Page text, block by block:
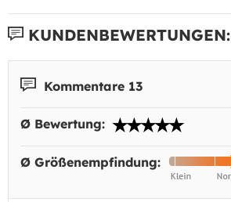
KUNDENBEWERTUNGEN:
Kommentare 13
Ø Bewertung:
Ø Größenempfindung: